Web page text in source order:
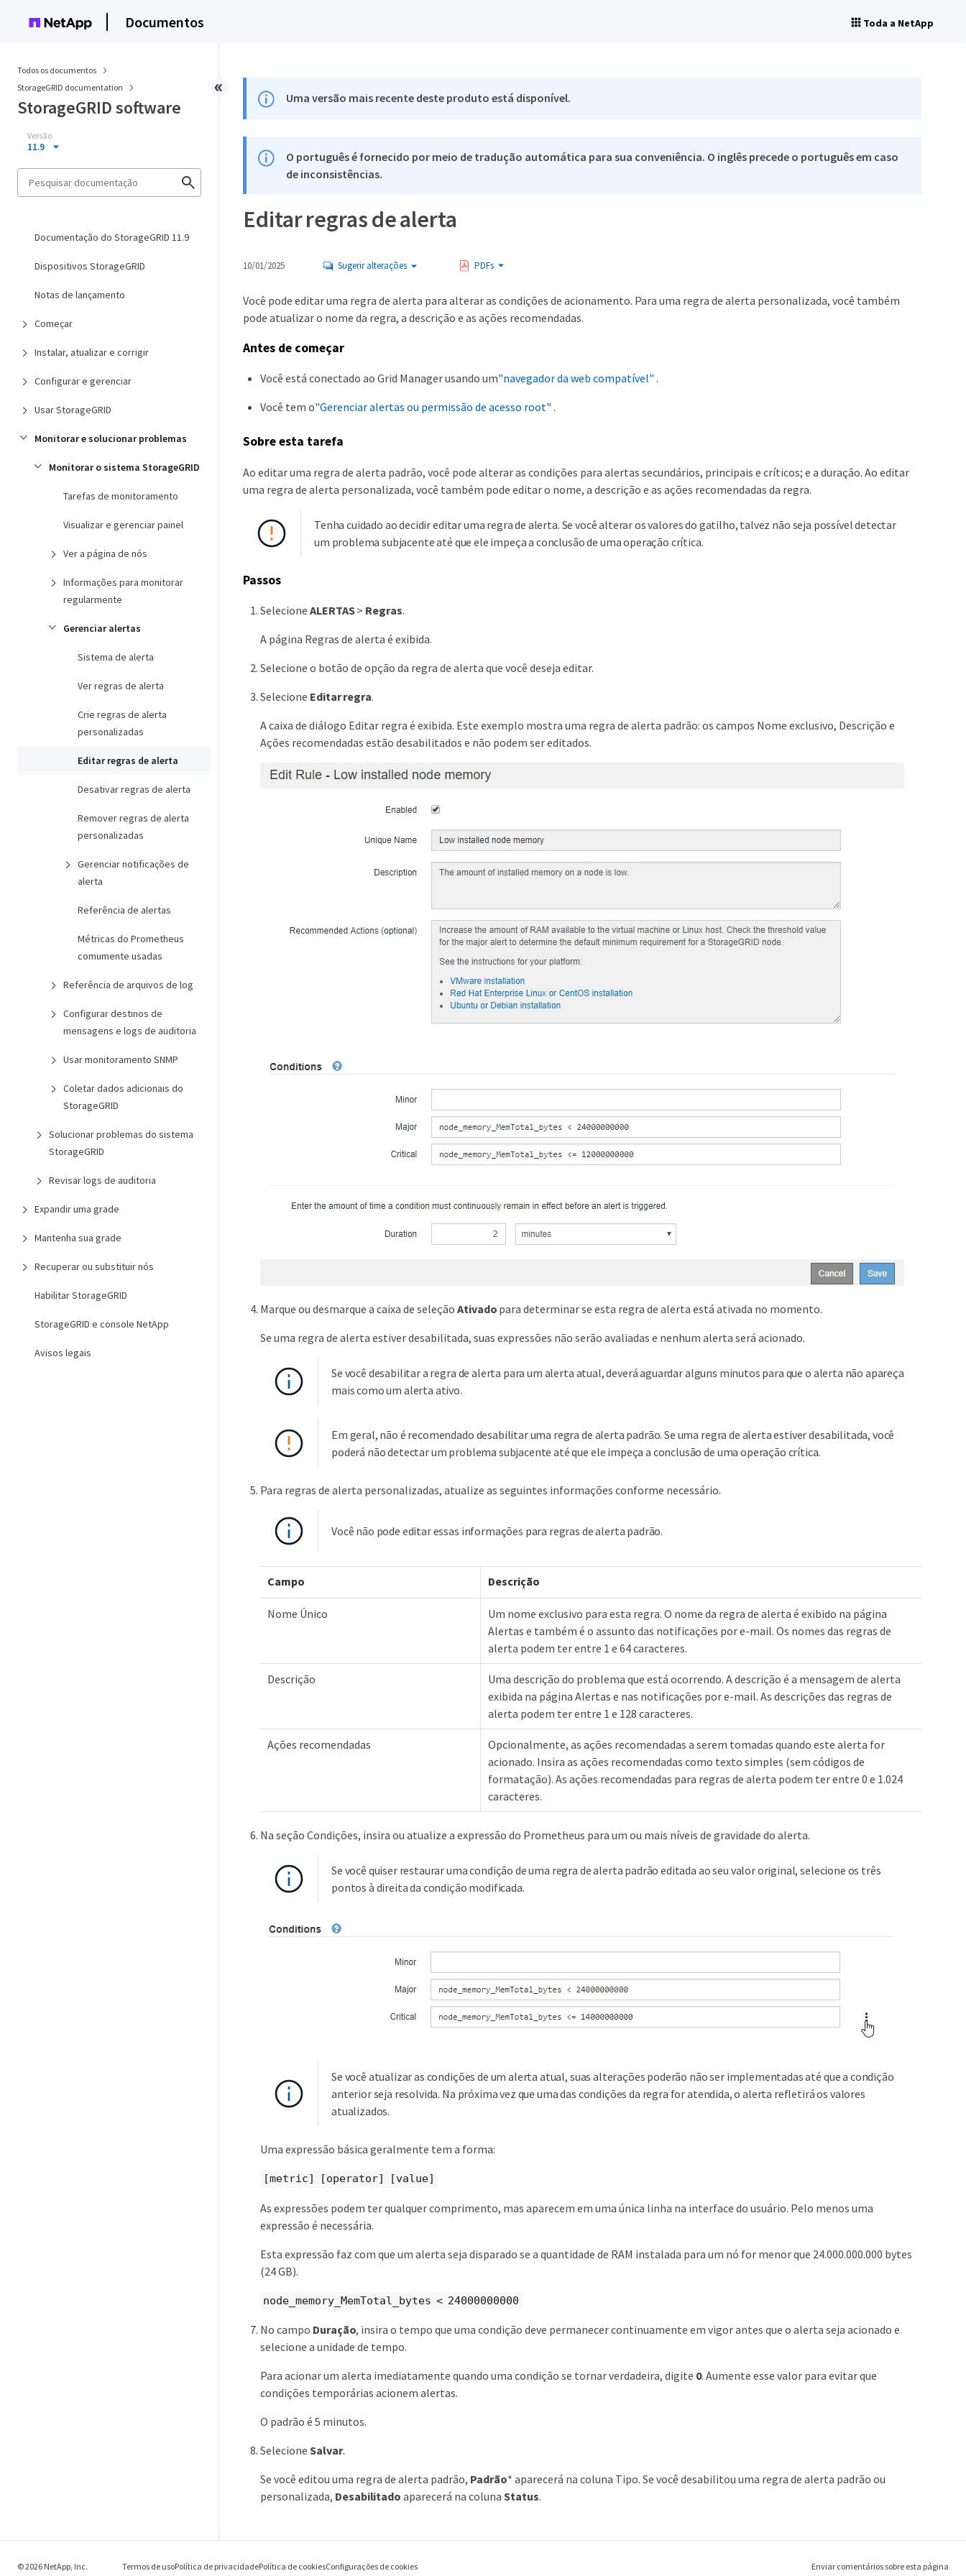
Documentos Toda a NetApp
Todos os documentos
StorageGRID documentation
StorageGRID software
Versão
11.9
Documentação do StorageGRID 11.9
Dispositivos StorageGRID
Notas de lançamento
Começar
Instalar, atualizar e corrigir
Configurar e gerenciar
Usar StorageGRID
Monitorar e solucionar problemas
Monitorar o sistema StorageGRID
Tarefas de monitoramento
Visualizar e gerenciar painel
Ver a página de nós
Informações para monitorar
regularmente
Gerenciar alertas
Sistema de alerta
Ver regras de alerta
Crie regras de alerta
personalizadas
Editar regras de alerta
Desativar regras de alerta
Remover regras de alerta
personalizadas
Gerenciar notificações de
alerta
Referência de alertas
Métricas do Prometheus
comumente usadas
Referência de arquivos de log
Configurar destinos de
mensagens e logs de auditoria
Usar monitoramento SNMP
Coletar dados adicionais do
StorageGRID
Solucionar problemas do sistema
StorageGRID
Revisar logs de auditoria
Expandir uma grade
Mantenha sua grade
Recuperar ou substituir nós
Habilitar StorageGRID
StorageGRID e console NetApp
Avisos legais
Uma versão mais recente deste produto está disponível.
O português é fornecido por meio de tradução automática para sua conveniência. O inglês precede o português em caso
de inconsistências.
Editar regras de alerta
10/01/2025 Sugerir alterações PDFs
Você pode editar uma regra de alerta para alterar as condições de acionamento. Para uma regra de alerta personalizada, você também
pode atualizar o nome da regra, a descrição e as ações recomendadas.
Antes de começar
Você está conectado ao Grid Manager usando um"navegador da web compatível" .
Você tem o"Gerenciar alertas ou permissão de acesso root" .
Sobre esta tarefa
Ao editar uma regra de alerta padrão, você pode alterar as condições para alertas secundários, principais e críticos; e a duração. Ao editar
uma regra de alerta personalizada, você também pode editar o nome, a descrição e as ações recomendadas da regra.
Tenha cuidado ao decidir editar uma regra de alerta. Se você alterar os valores do gatilho, talvez não seja possível detectar
um problema subjacente até que ele impeça a conclusão de uma operação crítica.
Passos
Selecione ALERTAS> Regras.
A página Regras de alerta é exibida.
Selecione o botão de opção da regra de alerta que você deseja editar.
Selecione Editar regra.
A caixa de diálogo Editar regra é exibida. Este exemplo mostra uma regra de alerta padrão: os campos Nome exclusivo, Descrição e
Ações recomendadas estão desabilitados e não podem ser editados.
Marque ou desmarque a caixa de seleção Ativado para determinar se esta regra de alerta está ativada no momento.
Se uma regra de alerta estiver desabilitada, suas expressões não serão avaliadas e nenhum alerta será acionado.
Se você desabilitar a regra de alerta para um alerta atual, deverá aguardar alguns minutos para que o alerta não apareça
mais como um alerta ativo.
Em geral, não é recomendado desabilitar uma regra de alerta padrão. Se uma regra de alerta estiver desabilitada, você
poderá não detectar um problema subjacente até que ele impeça a conclusão de uma operação crítica.
Para regras de alerta personalizadas, atualize as seguintes informações conforme necessário.
Você não pode editar essas informações para regras de alerta padrão.
Campo Descrição
Nome Único
Um nome exclusivo para esta regra. O nome da regra de alerta é exibido na página
Alertas e também é o assunto das notificações por e-mail. Os nomes das regras de
alerta podem ter entre 1 e 64 caracteres.
Descrição
Uma descrição do problema que está ocorrendo. A descrição é a mensagem de alerta
exibida na página Alertas e nas notificações por e-mail. As descrições das regras de
alerta podem ter entre 1 e 128 caracteres.
Ações recomendadas
Opcionalmente, as ações recomendadas a serem tomadas quando este alerta for
acionado. Insira as ações recomendadas como texto simples (sem códigos de
formatação). As ações recomendadas para regras de alerta podem ter entre 0 e 1.024
caracteres.
Na seção Condições, insira ou atualize a expressão do Prometheus para um ou mais níveis de gravidade do alerta.
Se você quiser restaurar uma condição de uma regra de alerta padrão editada ao seu valor original, selecione os três
pontos à direita da condição modificada.
Se você atualizar as condições de um alerta atual, suas alterações poderão não ser implementadas até que a condição
anterior seja resolvida. Na próxima vez que uma das condições da regra for atendida, o alerta refletirá os valores
atualizados.
Uma expressão básica geralmente tem a forma:
[metric] [operator] [value]
As expressões podem ter qualquer comprimento, mas aparecem em uma única linha na interface do usuário. Pelo menos uma
expressão é necessária.
Esta expressão faz com que um alerta seja disparado se a quantidade de RAM instalada para um nó for menor que 24.000.000.000 bytes
(24 GB).
node_memory_MemTotal_bytes < 24000000000
No campo Duração, insira o tempo que uma condição deve permanecer continuamente em vigor antes que o alerta seja acionado e
selecione a unidade de tempo.
Para acionar um alerta imediatamente quando uma condição se tornar verdadeira, digite 0. Aumente esse valor para evitar que
condições temporárias acionem alertas.
O padrão é 5 minutos.
Selecione Salvar.
Se você editou uma regra de alerta padrão, Padrão* aparecerá na coluna Tipo. Se você desabilitou uma regra de alerta padrão ou
personalizada, Desabilitado aparecerá na colunaStatus.
© 2026 NetApp, Inc. Termos de usoPolítica de privacidadePolítica de cookiesConfigurações de cookies Enviar comentários sobre esta página